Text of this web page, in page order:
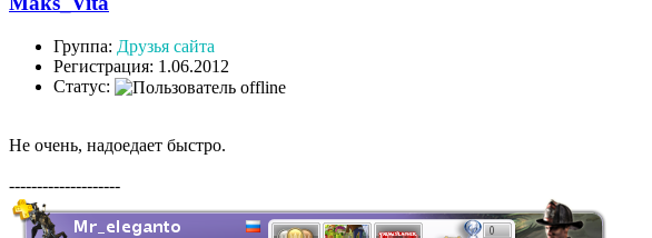
Группа: Друзья сайта
Регистрация: 1.06.2012
Статус:
Не очень, надоедает быстро.
--------------------